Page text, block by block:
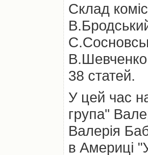
Склад
38 статей.
У цей час
група"
Валерія
в Америці